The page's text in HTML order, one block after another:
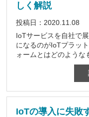
しく解説
投稿日：2020.11.08
IoTサービスを自社で
になるのがIoTプラッ
ォームとはどのような
IoTの導入に失敗